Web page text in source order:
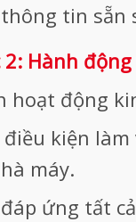
tin sẵn
2: Hành
hoạt động
điều kiện
máy.
ứng tất